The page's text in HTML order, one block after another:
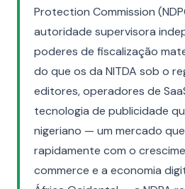
Protection Commission
autoridade supervisora
poderes de fiscalização
do que os da NITDA sob o
editores, operadores de
tecnologia de publicidade
nigeriano — um mercado
rapidamente com o
commerce e a economia